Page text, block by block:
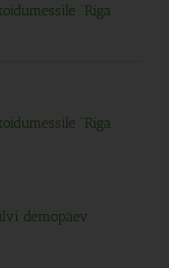
“Riga
“Riga
demopäev